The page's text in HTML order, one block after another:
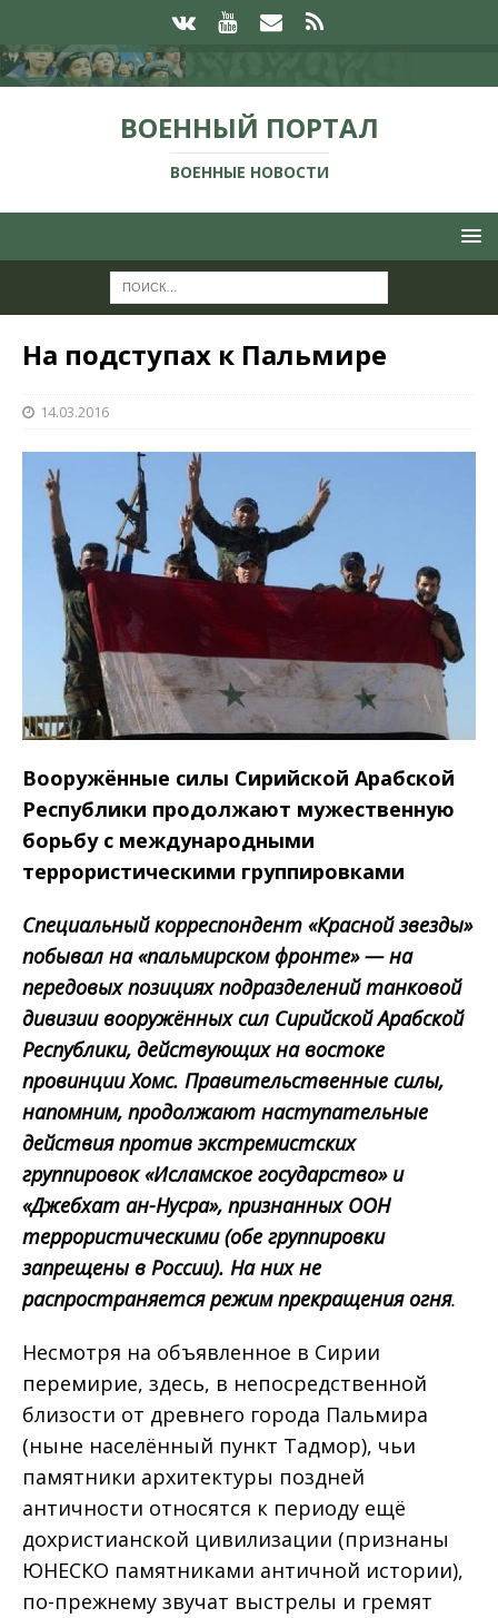
ВОЕННЫЙ ПОРТАЛ
ВОЕННЫЕ НОВОСТИ
На подступах к Пальмире
14.03.2016
Вооружённые силы Сирийской Арабской
Республики продолжают мужественную
борьбу с международными
террористическими группировками
Специальный корреспондент «Красной звезды»
побывал на «пальмирском фронте» — на
передовых позициях подразделений танковой
дивизии вооружённых сил Сирийской Арабской
Республики, действующих на востоке
провинции Хомс. Правительственные силы,
напомним, продолжают наступательные
действия против экстремистских
группировок «Исламское государство» и
«Джебхат ан-Нусра», признанных ООН
террористическими (обе группировки
запрещены в России). На них не
распространяется режим прекращения огня.
Несмотря на объявленное в Сирии
перемирие, здесь, в непосредственной
близости от древнего города Пальмира
(ныне населённый пункт Тадмор), чьи
памятники архитектуры поздней
античности относятся к периоду ещё
дохристианской цивилизации (признаны
ЮНЕСКО памятниками античной истории),
по-прежнему звучат выстрелы и гремят